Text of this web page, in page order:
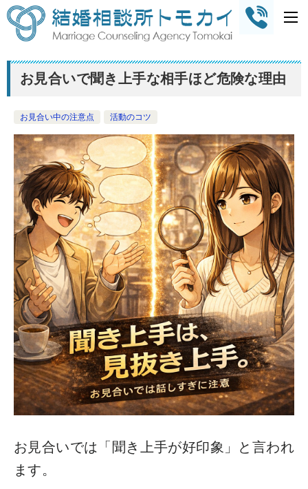
お見合いで聞き上手な相手ほど危険な理由
お見合い中の注意点 活動のコツ
お見合いでは「聞き上手が好印象」と言われ
ます。